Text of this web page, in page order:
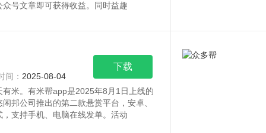
号文章即可获得收益。同时益趣
间： 2025-08-04
米。有米帮app是2025年8月1日上线的
邦公司推出的第二款悬赏平台，安卓、
支持手机、电脑在线发单。活动
下载